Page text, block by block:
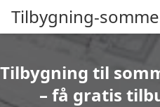
Tilbygning-
Tilbygning til
– få gratis